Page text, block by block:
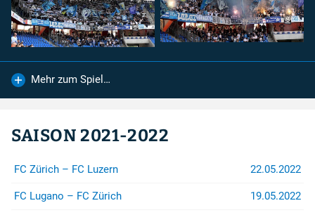
FC ZÜRICH
IMPRESSUM
09.08.2026
Mehr zum Spiel…
SAISON 2021-2022
FC Zürich – FC Luzern 22.05.2022
FC Lugano – FC Zürich 19.05.2022